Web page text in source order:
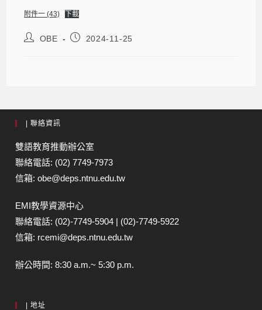
附件一 (43) 下載
OBE 2024-11-25
| 聯絡資訊
雙語教育推動辦公室
聯絡電話: (02) 7749-7973
信箱: obe@deps.ntnu.edu.tw
EMI教學資源中心
聯絡電話: (02)-7749-5904 | (02)-7749-5922
信箱: rcemi@deps.ntnu.edu.tw
辦公時間: 8:30 a.m.~ 5:30 p.m.
| 地址